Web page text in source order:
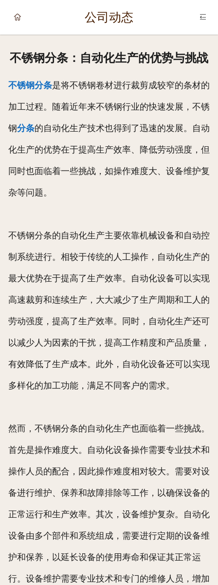
关于我们
新闻中心
产品平台
加工平台
 公司动态 
不锈钢分条：自动化生产的优势与挑战
不锈钢分条是将不锈钢卷材进行裁剪成较窄的条材的
加工过程。随着近年来不锈钢行业的快速发展，不锈
钢分条的自动化生产技术也得到了迅速的发展。自动
化生产的优势在于提高生产效率、降低劳动强度，但
同时也面临着一些挑战，如操作难度大、设备维护复
杂等问题。
不锈钢分条的自动化生产主要依靠机械设备和自动控
制系统进行。相较于传统的人工操作，自动化生产的
最大优势在于提高了生产效率。自动化设备可以实现
高速裁剪和连续生产，大大减少了生产周期和工人的
劳动强度，提高了生产效率。同时，自动化生产还可
以减少人为因素的干扰，提高工作精度和产品质量，
有效降低了生产成本。此外，自动化设备还可以实现
多样化的加工功能，满足不同客户的需求。
然而，不锈钢分条的自动化生产也面临着一些挑战。
首先是操作难度大。自动化设备操作需要专业技术和
操作人员的配合，因此操作难度相对较大。需要对设
备进行维护、保养和故障排除等工作，以确保设备的
正常运行和生产效率。其次，设备维护复杂。自动化
设备由多个部件和系统组成，需要进行定期的设备维
护和保养，以延长设备的使用寿命和保证其正常运
行。设备维护需要专业技术和专门的维修人员，增加